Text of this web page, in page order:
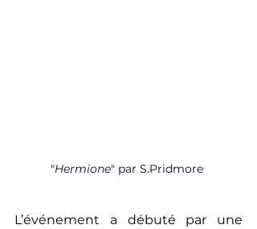
"Hermione" par S.Pridmore
L’événement a débuté par une